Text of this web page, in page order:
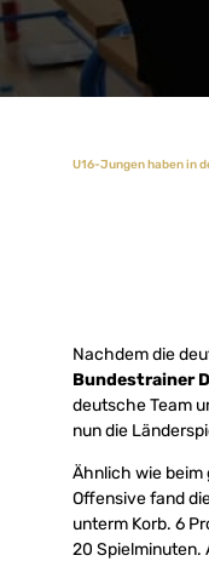
U16-Jungen haben in
Nachdem die
Bundestrainer
deutsche Team
nun die
Ähnlich wie beim
Offensive fand
unterm Korb. 6
20 Spielminuten.